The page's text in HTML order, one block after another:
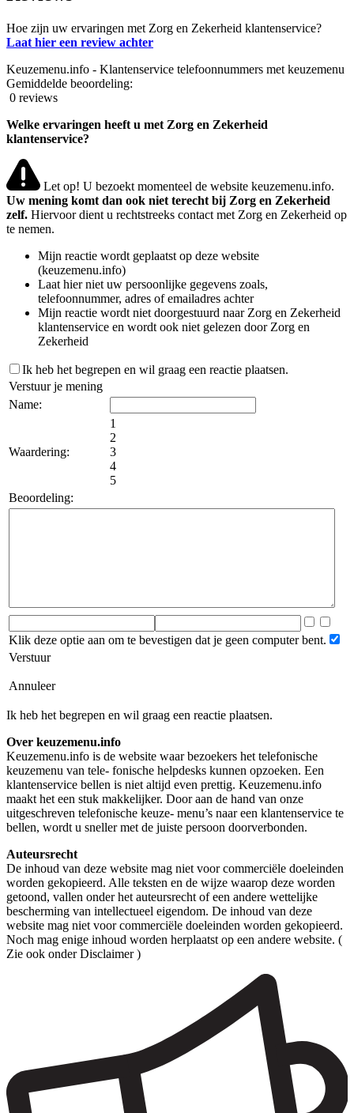
Hoe zijn uw ervaringen met Zorg en Zekerheid klantenservice?
Laat hier een review achter
Keuzemenu.info - Klantenservice telefoonnummers met keuzemenu
Gemiddelde beoordeling:
0 reviews
Welke ervaringen heeft u met Zorg en Zekerheid
klantenservice?
Let op! U bezoekt momenteel de website keuzemenu.info.
Uw mening komt dan ook niet terecht bij Zorg en Zekerheid
zelf. Hiervoor dient u rechtstreeks contact met Zorg en Zekerheid op
te nemen.
Mijn reactie wordt geplaatst op deze website
(keuzemenu.info)
Laat hier niet uw persoonlijke gegevens zoals,
telefoonnummer, adres of emailadres achter
Mijn reactie wordt niet doorgestuurd naar Zorg en Zekerheid
klantenservice en wordt ook niet gelezen door Zorg en
Zekerheid
Ik heb het begrepen en wil graag een reactie plaatsen.
Verstuur je mening
Name:
Waardering:
1
2
3
4
5
Beoordeling:
Klik deze optie aan om te bevestigen dat je geen computer bent.
Verstuur
Annuleer
Ik heb het begrepen en wil graag een reactie plaatsen.
Over keuzemenu.info
Keuzemenu.info is de website waar bezoekers het telefonische
keuzemenu van tele- fonische helpdesks kunnen opzoeken. Een
klantenservice bellen is niet altijd even prettig. Keuzemenu.info
maakt het een stuk makkelijker. Door aan de hand van onze
uitgeschreven telefonische keuze- menu’s naar een klantenservice te
bellen, wordt u sneller met de juiste persoon doorverbonden.
Auteursrecht
De inhoud van deze website mag niet voor commerciële doeleinden
worden gekopieerd. Alle teksten en de wijze waarop deze worden
getoond, vallen onder het auteursrecht of een andere wettelijke
bescherming van intellectueel eigendom. De inhoud van deze
website mag niet voor commerciële doeleinden worden gekopieerd.
Noch mag enige inhoud worden herplaatst op een andere website. (
Zie ook onder Disclaimer )